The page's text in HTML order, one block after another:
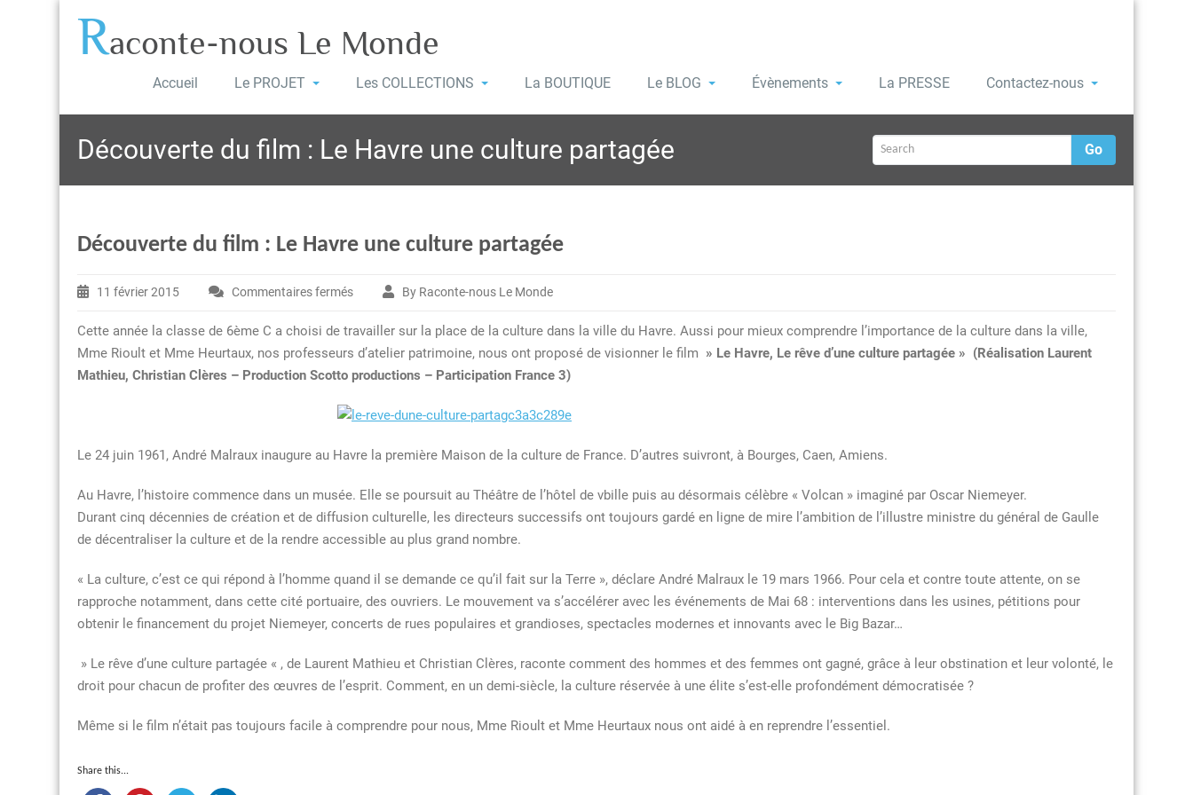
Raconte-nous Le Monde
Accueil Le PROJET Les COLLECTIONS La BOUTIQUE Le BLOG Évènements La PRESSE Contactez-nous
Découverte du film : Le Havre une culture partagée Go
Découverte du film : Le Havre une culture partagée
11 février 2015 Commentaires ferméssur
du
film
:
Le
une
partagée
By Raconte-nous Le Monde
Cette année la classe de 6ème C a choisi de travailler sur la place de la culture dans la ville du Havre. Aussi pour mieux comprendre l’importance de la culture dans la ville,
Mme Rioult et Mme Heurtaux, nos professeurs d’atelier patrimoine, nous ont proposé de visionner le film » Le Havre, Le rêve d’une culture partagée » (Réalisation Laurent
Mathieu, Christian Clères – Production Scotto productions – Participation France 3)
Le 24 juin 1961, André Malraux inaugure au Havre la première Maison de la culture de France. D’autres suivront, à Bourges, Caen, Amiens.
Au Havre, l’histoire commence dans un musée. Elle se poursuit au Théâtre de l’hôtel de vbille puis au désormais célèbre « Volcan » imaginé par Oscar Niemeyer.
Durant cinq décennies de création et de diffusion culturelle, les directeurs successifs ont toujours gardé en ligne de mire l’ambition de l’illustre ministre du général de Gaulle
de décentraliser la culture et de la rendre accessible au plus grand nombre.
« La culture, c’est ce qui répond à l’homme quand il se demande ce qu’il fait sur la Terre », déclare André Malraux le 19 mars 1966. Pour cela et contre toute attente, on se
rapproche notamment, dans cette cité portuaire, des ouvriers. Le mouvement va s’accélérer avec les événements de Mai 68 : interventions dans les usines, pétitions pour
obtenir le financement du projet Niemeyer, concerts de rues populaires et grandioses, spectacles modernes et innovants avec le Big Bazar…
» Le rêve d’une culture partagée « , de Laurent Mathieu et Christian Clères, raconte comment des hommes et des femmes ont gagné, grâce à leur obstination et leur volonté, le
droit pour chacun de profiter des œuvres de l’esprit. Comment, en un demi-siècle, la culture réservée à une élite s’est-elle profondément démocratisée ?
Même si le film n’était pas toujours facile à comprendre pour nous, Mme Rioult et Mme Heurtaux nous ont aidé à en reprendre l’essentiel.
Share this...